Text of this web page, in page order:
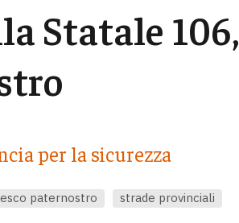
Statale 106,
per la sicurezza
paternostro strade provinciali